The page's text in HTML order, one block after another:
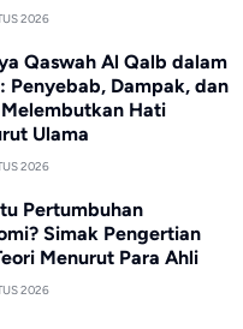
2026
Qaswah Al Qalb dalam
Penyebab, Dampak, dan
Hati
Ulama
2026
Pertumbuhan
Simak Pengertian
Menurut Para Ahli
2026